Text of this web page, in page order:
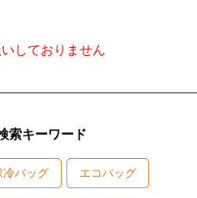
しておりません
索キーワード
冷バッグ エコバッグ